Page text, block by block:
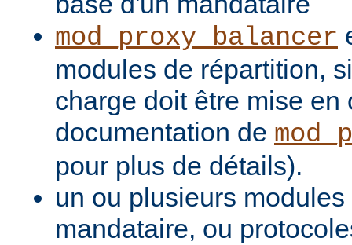
mod_proxy_balancer
modules de répartition,
charge doit être mise en
documentation de
pour plus de détails).
un ou plusieurs
mandataire, ou